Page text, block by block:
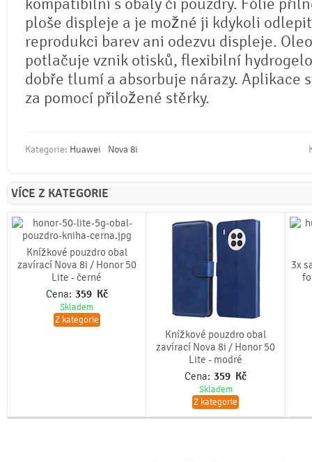
ploše displeje a je možné ji kdykoli
reprodukci barev ani odezvu displeje.
potlačuje vznik otisků, flexibilní
dobře tlumí a absorbuje nárazy. Aplikace
za pomocí přiložené stěrky.
Kategorie: Huawei Nova 8i
VÍCE Z KATEGORIE
Knížkové pouzdro obal
zavírací Nova 8i / Honor 50
Lite - černé
Cena: 359 Kč
Skladem
Z kategorie
Knížkové pouzdro obal
zavírací Nova 8i / Honor 50
Lite - modré
Cena: 359 Kč
Skladem
Z kategorie
3x